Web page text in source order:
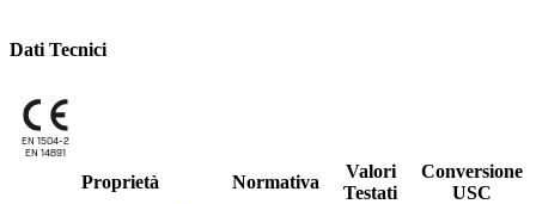
Dati Tecnici
EN 1504-2
EN 14891
Proprietà Normativa
Valori
Testati
Conversione
USC